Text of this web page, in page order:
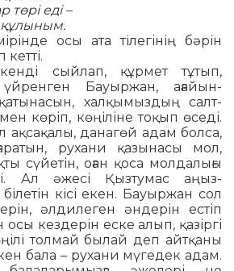
төрі еді –
осы ата тілегі­нің бәрін
сыйлап, құрмет тұтып,
Бауыржан, ағайын-
хал­қы­мыздың салт-
кө­ріп, көңіліне тоқып өседі.
данагөй адам болса,
рухани қазынасы мол,
сүйетін, оған қо­са молдалығы
Ал әжесі Қыз­тумас аңыз-
кісі екен. Бауыржан сол
әлдилеген әндерін естіп
осы кездерін еске алып, қа­зір­гі
толмай былай деп айтқаны
бала – ру­хани мүгедек адам.